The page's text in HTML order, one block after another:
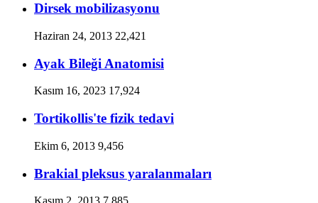
Dirsek mobilizasyonu
Haziran 24, 2013 22,421
Ayak Bileği Anatomisi
Kasım 16, 2023 17,924
Tortikollis'te fizik tedavi
Ekim 6, 2013 9,456
Brakial pleksus yaralanmaları